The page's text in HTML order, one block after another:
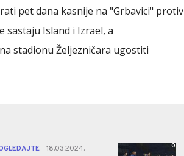
pet dana kasnije na "Grbavici" protiv
sastaju Island i Izrael, a
stadionu Željezničara ugostiti
18.03.2024.
0